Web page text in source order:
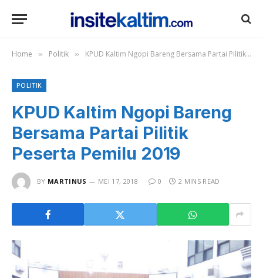
Home » Politik » KPUD Kaltim Ngopi Bareng Bersama Partai Pilitik Peserta Pemilu 2019
POLITIK
KPUD Kaltim Ngopi Bareng
Bersama Partai Pilitik
Peserta Pemilu 2019
BY MARTINUS MEI 17, 2018 0 2 MINS READ